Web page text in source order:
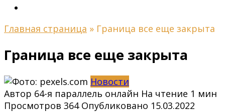
Главная страница » Граница все еще закрыта
Граница все еще закрыта
Новости
Автор 64-я параллель онлайн На чтение 1 мин
Просмотров 364 Опубликовано 15.03.2022